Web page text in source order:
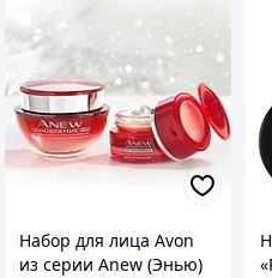
Набор для лица Avon
из серии Anew (Энью)